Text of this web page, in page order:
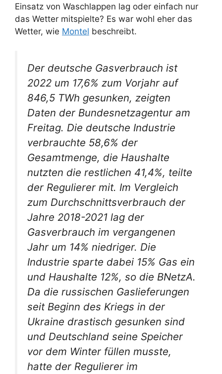
Einsatz von Waschlappen lag oder einfach nur
das Wetter mitspielte? Es war wohl eher das
Wetter, wie Montel beschreibt.
Der deutsche Gasverbrauch ist
2022 um 17,6% zum Vorjahr auf
846,5 TWh gesunken, zeigten
Daten der Bundesnetzagentur am
Freitag. Die deutsche Industrie
verbrauchte 58,6% der
Gesamtmenge, die Haushalte
nutzten die restlichen 41,4%, teilte
der Regulierer mit. Im Vergleich
zum Durchschnittsverbrauch der
Jahre 2018-2021 lag der
Gasverbrauch im vergangenen
Jahr um 14% niedriger. Die
Industrie sparte dabei 15% Gas ein
und Haushalte 12%, so die BNetzA.
Da die russischen Gaslieferungen
seit Beginn des Kriegs in der
Ukraine drastisch gesunken sind
und Deutschland seine Speicher
vor dem Winter füllen musste,
hatte der Regulierer im